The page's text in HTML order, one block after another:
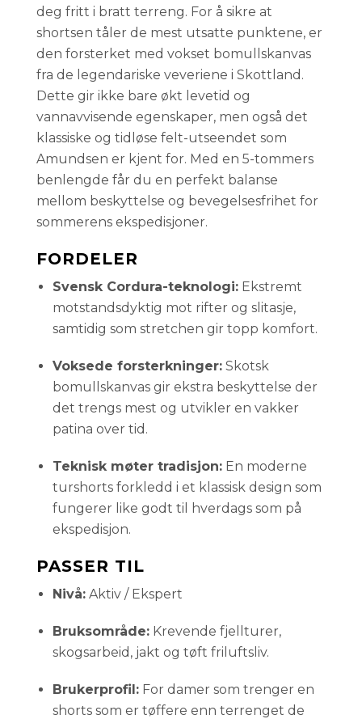
deg fritt i bratt terreng. For å sikre at
shortsen tåler de mest utsatte punktene, er
den forsterket med vokset bomullskanvas
fra de legendariske veveriene i Skottland.
Dette gir ikke bare økt levetid og
vannavvisende egenskaper, men også det
klassiske og tidløse felt-utseendet som
Amundsen er kjent for. Med en 5-tommers
benlengde får du en perfekt balanse
mellom beskyttelse og bevegelsesfrihet for
sommerens ekspedisjoner.
FORDELER
Svensk Cordura-teknologi: Ekstremt
motstandsdyktig mot rifter og slitasje,
samtidig som stretchen gir topp komfort.
Voksede forsterkninger: Skotsk
bomullskanvas gir ekstra beskyttelse der
det trengs mest og utvikler en vakker
patina over tid.
Teknisk møter tradisjon: En moderne
turshorts forkledd i et klassisk design som
fungerer like godt til hverdags som på
ekspedisjon.
PASSER TIL
Nivå: Aktiv / Ekspert
Bruksområde: Krevende fjellturer,
skogsarbeid, jakt og tøft friluftsliv.
Brukerprofil: For damer som trenger en
shorts som er tøffere enn terrenget de